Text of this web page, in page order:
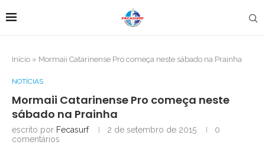
Início » Mormaii Catarinense Pro começa neste sábado na Prainha
NOTÍCIAS
Mormaii Catarinense Pro começa neste
sábado na Prainha
escrito por Fecasurf 2 de setembro de 2015
0
comentários